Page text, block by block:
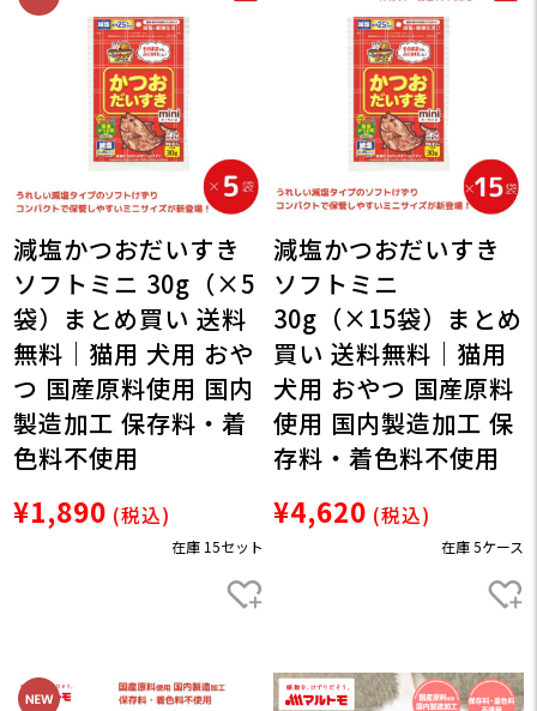
減塩かつおだいすき
ソフトミニ 30g（×5
袋）まとめ買い 送料
無料｜猫用 犬用 おや
つ 国産原料使用 国内
製造加工 保存料・着
色料不使用
¥1,890 (税込)
在庫 15セット
減塩かつおだいすき
ソフトミニ
30g（×15袋）まとめ
買い 送料無料｜猫用
犬用 おやつ 国産原料
使用 国内製造加工 保
存料・着色料不使用
¥4,620 (税込)
在庫 5ケース